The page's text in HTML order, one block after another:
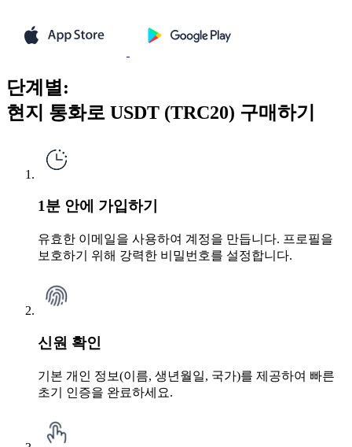
단계별:
현지 통화로 USDT (TRC20) 구매하기
1분 안에 가입하기
유효한 이메일을 사용하여 계정을 만듭니다. 프로필을
보호하기 위해 강력한 비밀번호를 설정합니다.
신원 확인
기본 개인 정보(이름, 생년월일, 국가)를 제공하여 빠른
초기 인증을 완료하세요.